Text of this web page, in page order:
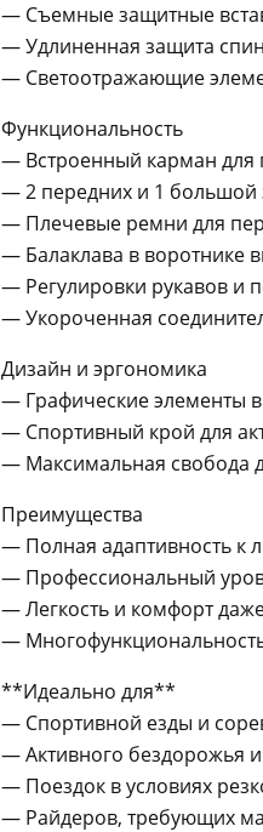
— Съемные защитные
— Удлиненная защита
— Светоотражающие
Функциональность
— Встроенный карман для
— 2 передних и 1 большой
— Плечевые ремни для
— Балаклава в воротнике
— Регулировки рукавов и
— Укороченная
Дизайн и эргономика
— Графические элементы в
— Спортивный крой для
— Максимальная свобода
Преимущества
— Полная адаптивность к
— Профессиональный
— Легкость и комфорт
—
**Идеально для**
— Спортивной езды и
— Активного бездорожья
— Поездок в условиях
— Райдеров, требующих